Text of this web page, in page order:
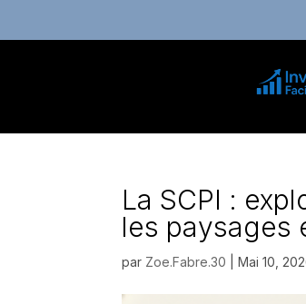
La SCPI :
les paysages
par Zoe.Fabre.30 |Mai 10,